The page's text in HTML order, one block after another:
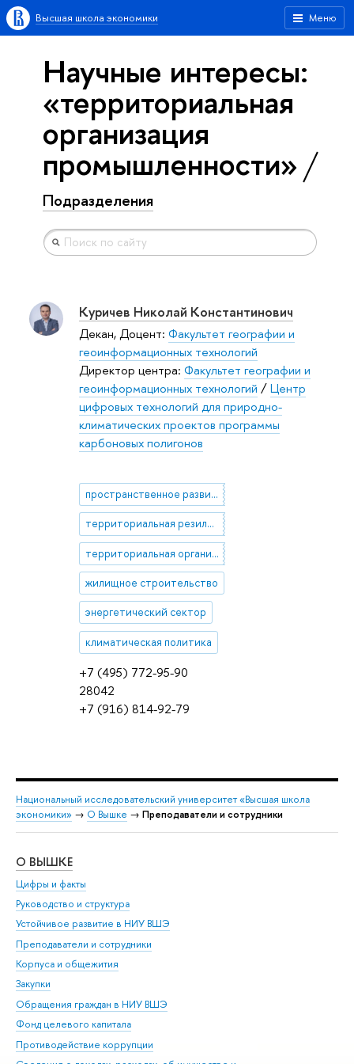
Меню
Высшая школа экономики
Научные интересы:
«территориальная
организация
промышленности»
Подразделения
+7 (495) 772-95-90
28042
+7 (916) 814-92-79
Куричев Николай Константинович
Декан, Доцент: Факультет географии и
геоинформационных технологий
Директор центра: Факультет географии и
геоинформационных технологий /Центр
цифровых технологий для природно-
климатических проектов программы
карбоновых полигонов
пространственное развитие
территориальная резилиентность
территориальная организация промышленности
жилищное строительство
энергетический сектор
климатическая политика
Национальный исследовательский университет «Высшая школа
экономики» → О Вышке → Преподаватели и сотрудники
О ВЫШКЕ
Цифры и факты
Руководство и структура
Устойчивое развитие в НИУ ВШЭ
Преподаватели и сотрудники
Корпуса и общежития
Закупки
Обращения граждан в НИУ ВШЭ
Фонд целевого капитала
Противодействие коррупции